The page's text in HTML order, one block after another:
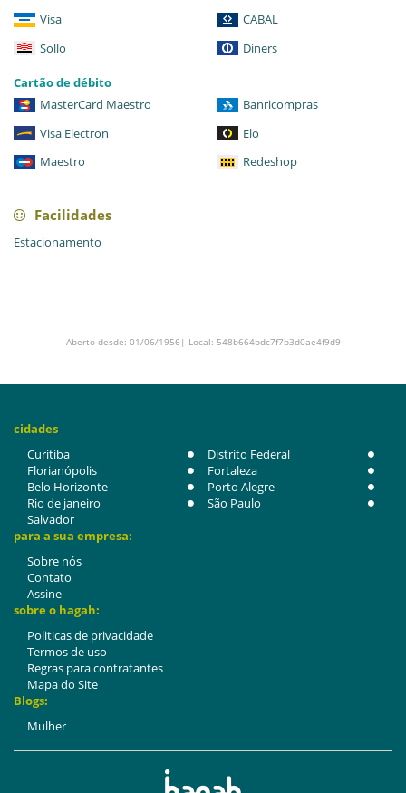
Visa
CABAL
Sollo
Diners
Cartão de débito
MasterCard Maestro
Banricompras
Visa Electron
Elo
Maestro
Redeshop
Facilidades
Estacionamento
Aberto desde: 01/06/1956| Local: 548b664bdc7f7b3d0ae4f9d9
cidades
Curitiba
Distrito Federal
Florianópolis
Fortaleza
Belo Horizonte
Porto Alegre
Rio de janeiro
São Paulo
Salvador
para a sua empresa:
Sobre nós
Contato
Assine
sobre o hagah:
Politicas de privacidade
Termos de uso
Regras para contratantes
Mapa do Site
Blogs:
Mulher